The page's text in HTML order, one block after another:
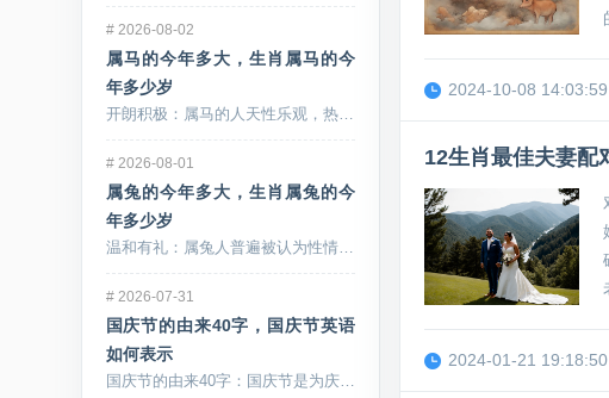
# 2026-08-02
属马的今年多大，生肖属马的今
年多少岁
开朗积极：属马的人天性乐观，热情洋溢，他们对待生活...
# 2026-08-01
属兔的今年多大，生肖属兔的今
年多少岁
温和有礼：属兔人普遍被认为性情温和，待人接物十分有...
# 2026-07-31
国庆节的由来40字，国庆节英语
如何表示
国庆节的由来40字：国庆节是为庆祝中华人民共和国的...
2024-10-08 14:03:59
12生肖最佳夫妻配
2024-01-21 19:18:50